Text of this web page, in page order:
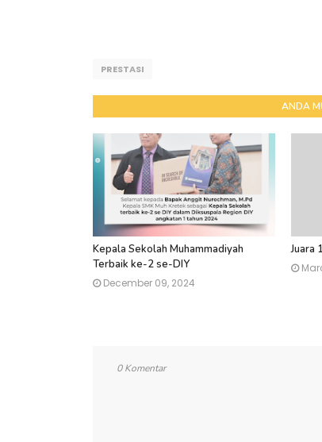
PRESTASI
ANDA
Kepala Sekolah Muhammadiyah
Terbaik ke-2 se-DIY
December 09, 2024
Juara
0 Komentar